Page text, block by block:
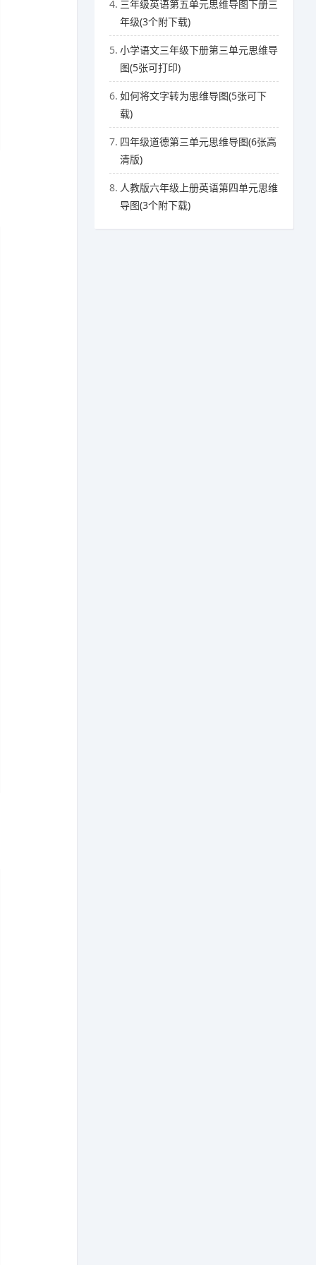
4. 三年级英语第五单元思维导图下册三
年级(3个附下载)
5. 小学语文三年级下册第三单元思维导
图(5张可打印)
6. 如何将文字转为思维导图(5张可下
载)
7. 四年级道德第三单元思维导图(6张高
清版)
8. 人教版六年级上册英语第四单元思维
导图(3个附下载)